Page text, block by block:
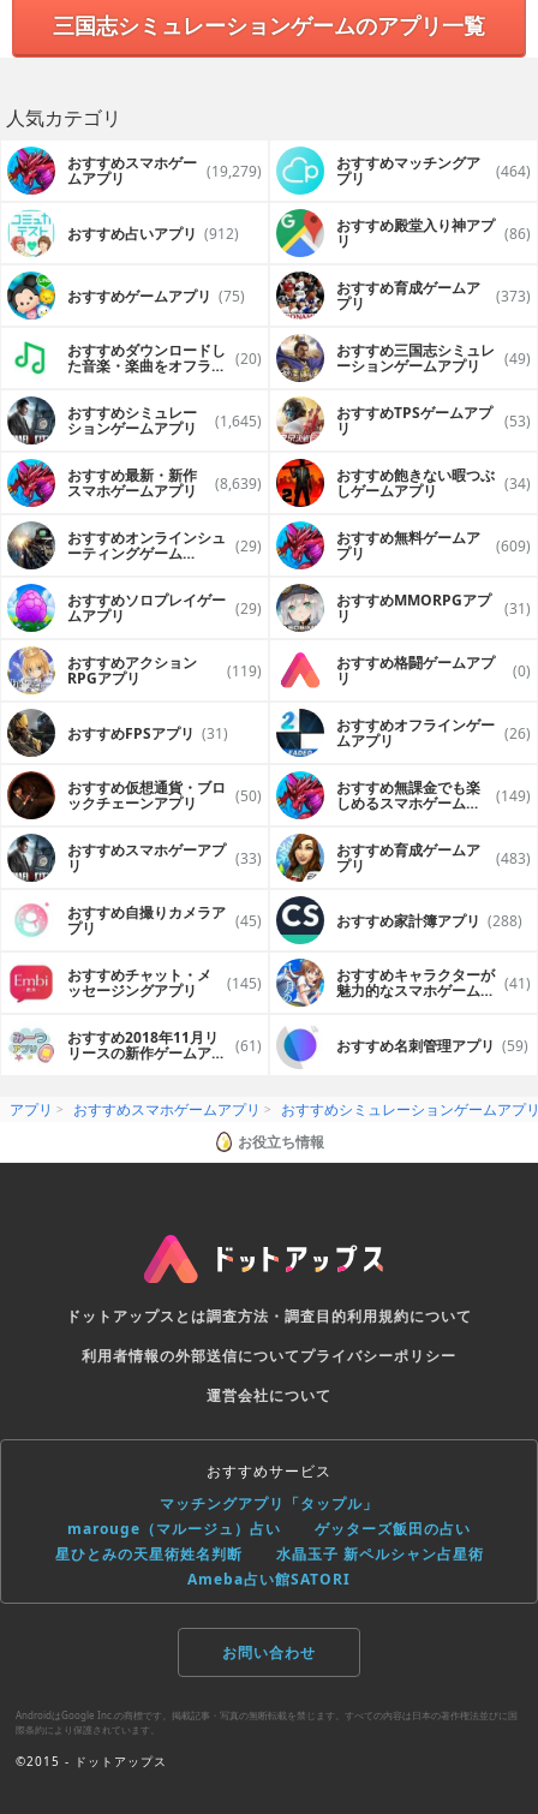
神话路线，孔明受魔王控制，暗算刘备、联东吴战曹操，最后
曹操获胜，统一全国。在神话结局中，玩家可以得到名震三国
的猛将——关羽。其实再进行严格区分的话，在正统结局中还
都将登场：董卓、袁绍、袁术、吕布、刘备三兄弟、诸葛亮、
赵云、孙坚、孙策、孙权等在曹操称霸全国的道路上与之一决
雌雄的人物。而曹操手下也是人才济济：夏侯惇、夏侯渊兄
弟、荀彧、荀攸叔侄、司马懿、郭嘉、许褚、典韦等。
三国志シミュレーションゲームのアプリ一覧
人気カテゴリ
おすすめスマホゲー
ムアプリ (19,279) おすすめマッチングア
プリ (464)
おすすめ占いアプリ (912) おすすめ殿堂入り神アプ
リ (86)
おすすめゲームアプリ (75) おすすめ育成ゲームア
プリ (373)
おすすめダウンロードし
た音楽・楽曲をオフライ (20) おすすめ三国志シミュレ
ーションゲームアプリ (49)
おすすめシミュレー
ションゲームアプリ (1,645) おすすめTPSゲームアプ
リ (53)
おすすめ最新・新作
スマホゲームアプリ (8,639) おすすめ飽きない暇つぶ
しゲームアプリ (34)
おすすめオンラインシュ
ーティングゲーム (29) おすすめ無料ゲームア
プリ (609)
おすすめソロプレイゲー
ムアプリ (29) おすすめ MMORPGアプ
リ (31)
おすすめアクション
RPGアプリ (119) おすすめ格闘ゲームアプ
リ (0)
おすすめFPSアプリ (31) おすすめオフラインゲー
ムアプリ (26)
おすすめ仮想通貨・ブロ
ックチェーンアプリ (50) おすすめ無課金でも楽
しめるスマホゲームア (149)
おすすめスマホゲーアプ
リ (33) おすすめ育成ゲームア
プリ (483)
おすすめ自撮りカメラア
プリ (45) おすすめ家計簿アプリ (288)
おすすめチャット・メ
ッセージングアプリ (145) おすすめキャラクターが
魅力的なスマホゲームア (41)
おすすめ2018年11月リ
リースの新作ゲームアプ (61) おすすめ名刺管理アプリ (59)
アプリ おすすめスマホゲームアプリ
おすすめシミュレーションゲームアプ
お役立ち情報
ドットアップスとは調査方法・調査目的利用規約について
利用者情報の外部送信についてプライバシーポリシー
運営会社について
おすすめサービス
マッチングアプリ「タップル」
marouge（マルージュ）占い
ゲッターズ飯田の占い
星ひとみの天星術姓名判断
水晶玉子 新ペルシャン占星術
Ameba占い館SATORI
お問い合わせ
AndroidはGoogle Inc.の商標です。掲載記事・写真の無断転載を禁じます。すべての内容は日本の著作権法並びに国
際条約により保護されています。
©2015 - ドットアップス